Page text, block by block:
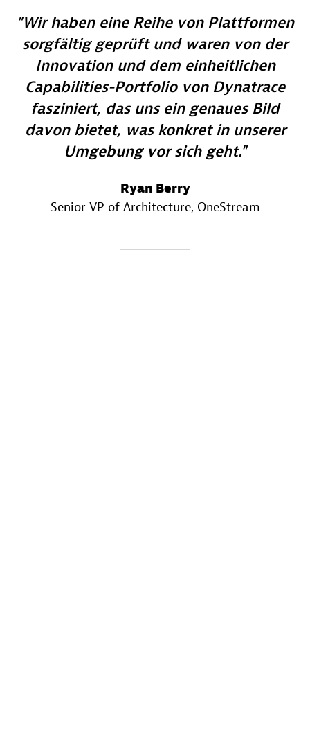
Wir haben eine Reihe von Plattformen
sorgfältig geprüft und waren von der
Innovation und dem einheitlichen
Capabilities-Portfolio von Dynatrace
fasziniert, das uns ein genaues Bild
davon bietet, was konkret in unserer
Umgebung vor sich geht.
Ryan Berry
Senior VP of Architecture, OneStream